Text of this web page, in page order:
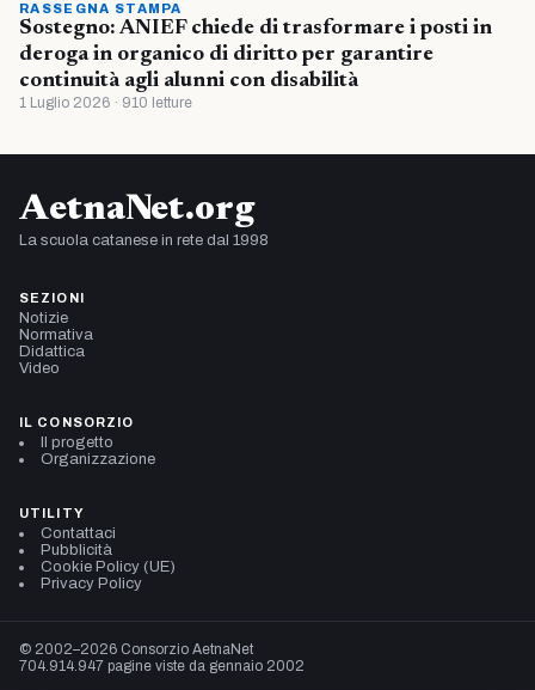
RASSEGNA STAMPA
Sostegno: ANIEF chiede di trasformare i posti in
deroga in organico di diritto per garantire
continuità agli alunni con disabilità
1 Luglio 2026 · 910 letture
AetnaNet.org
La scuola catanese in rete dal 1998
SEZIONI
Notizie
Normativa
Didattica
Video
IL CONSORZIO
Il progetto
Organizzazione
UTILITY
Contattaci
Pubblicità
Cookie Policy (UE)
Privacy Policy
© 2002–2026 Consorzio AetnaNet
704.914.947 pagine viste da gennaio 2002